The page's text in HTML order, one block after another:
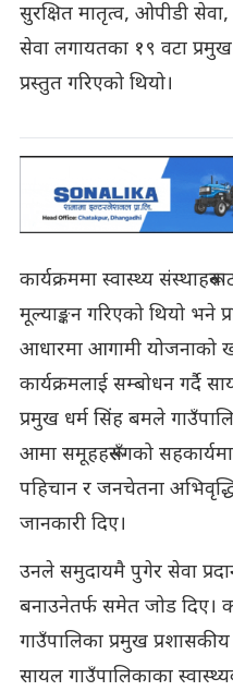
सुरक्षित मातृत्व, ओपीडी
सेवा लगायतका १९ वटा
प्रस्तुत गरिएको थियो।
कार्यक्रममा स्वास्थ्य
मूल्याङ्कन गरिएको थियो भने
आधारमा आगामी योजनाको
कार्यक्रमलाई सम्बोधन गर्दै
प्रमुख धर्म सिंह बमले
आमा समूहहरूसँगको
पहिचान र जनचेतना
जानकारी दिए।
उनले समुदायमै पुगेर सेवा
बनाउनेतर्फ समेत जोड दिए।
गाउँपालिका प्रमुख
सायल गाउँपालिकाका